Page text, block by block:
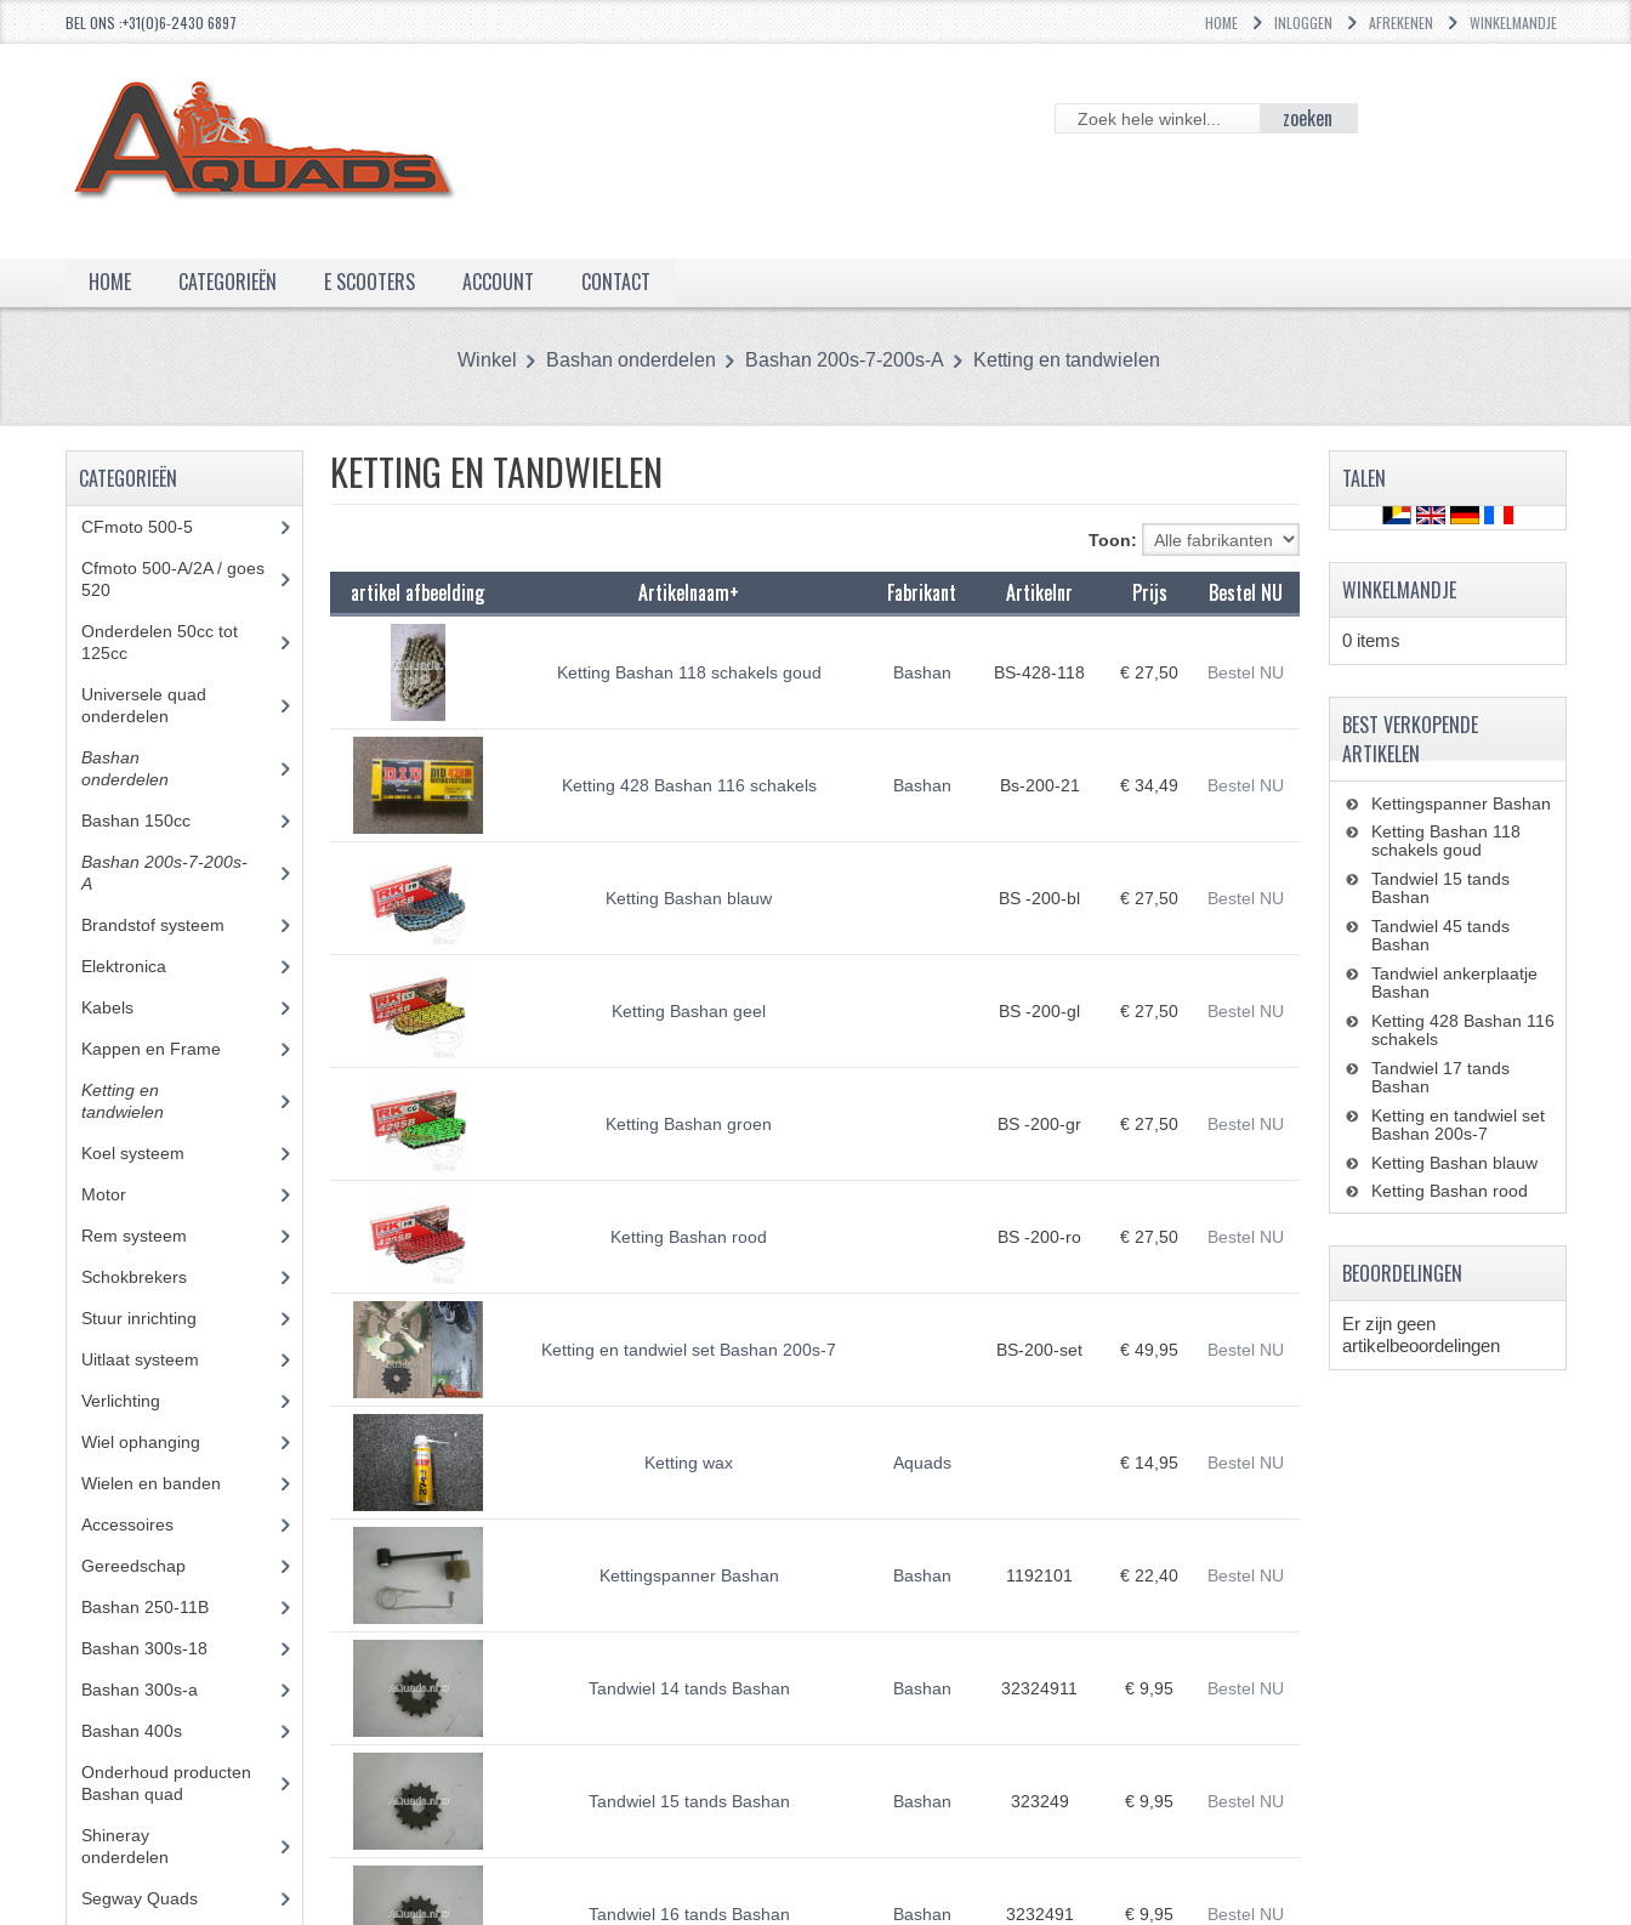
BEL ONS :+31(0)6-2430 6897 HOME INLOGGEN AFREKENEN WINKELMANDJE
zoeken
HOME CATEGORIEËN E SCOOTERS ACCOUNT CONTACT
Winkel Bashan onderdelen Bashan 200s-7-200s-A Ketting en tandwielen
KETTING EN TANDWIELEN
Toon:
artikel afbeelding Artikelnaam+ Fabrikant Artikelnr Prijs Bestel NU
Ketting Bashan 118 schakels goud Bashan BS-428-118 € 27,50 Bestel NU
Ketting 428 Bashan 116 schakels Bashan Bs-200-21 € 34,49 Bestel NU
Ketting Bashan blauw BS -200-bl € 27,50 Bestel NU
Ketting Bashan geel BS -200-gl € 27,50 Bestel NU
Ketting Bashan groen BS -200-gr € 27,50 Bestel NU
Ketting Bashan rood BS -200-ro € 27,50 Bestel NU
Ketting en tandwiel set Bashan 200s-7 BS-200-set € 49,95 Bestel NU
Ketting wax Aquads € 14,95 Bestel NU
Kettingspanner Bashan Bashan 1192101 € 22,40 Bestel NU
Tandwiel 14 tands Bashan Bashan 32324911 € 9,95 Bestel NU
Tandwiel 15 tands Bashan Bashan 323249 € 9,95 Bestel NU
Tandwiel 16 tands Bashan Bashan 3232491 € 9,95 Bestel NU
CATEGORIEËN
CFmoto 500-5(5)
Cfmoto 500-A/2A / goes
520(347)
Onderdelen 50cc tot
125cc(49)
Universele quad
onderdelen
Bashan
onderdelen
Bashan 150cc(36)
Bashan 200s-7-200s-
A(481)
Brandstof systeem
Elektronica
Kabels(8)
Kappen en Frame
Ketting en
tandwielen
Koel systeem
Motor(98)
Rem systeem
Schokbrekers(14)
Stuur inrichting
Uitlaat systeem
Verlichting
Wiel ophanging
Wielen en banden
Accessoires(73)
Gereedschap(15)
Bashan 250-11B(385)
Bashan 300s-18
Bashan 300s-a
Bashan 400s(5)
Onderhoud producten
Bashan quad
Shineray
onderdelen
Segway Quads(6)
TALEN
WINKELMANDJE
0 items
BEST VERKOPENDE
ARTIKELEN
Kettingspanner Bashan
Ketting Bashan 118
schakels goud
Tandwiel 15 tands
Bashan
Tandwiel 45 tands
Bashan
Tandwiel ankerplaatje
Bashan
Ketting 428 Bashan 116
schakels
Tandwiel 17 tands
Bashan
Ketting en tandwiel set
Bashan 200s-7
Ketting Bashan blauw
Ketting Bashan rood
BEOORDELINGEN
Er zijn geen
artikelbeoordelingen